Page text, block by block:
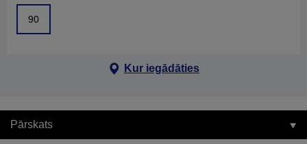
90
Kur iegādāties
Pārskats